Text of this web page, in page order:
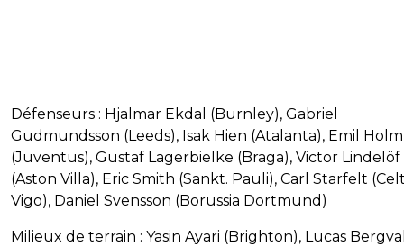
Défenseurs : Hjalmar Ekdal (Burnley), Gabriel
Gudmundsson (Leeds), Isak Hien (Atalanta), Emil Holm
(Juventus), Gustaf Lagerbielke (Braga), Victor Lindelöf
(Aston Villa), Eric Smith (Sankt. Pauli), Carl Starfelt
Vigo), Daniel Svensson (Borussia Dortmund)
Milieux de terrain : Yasin Ayari (Brighton), Lucas